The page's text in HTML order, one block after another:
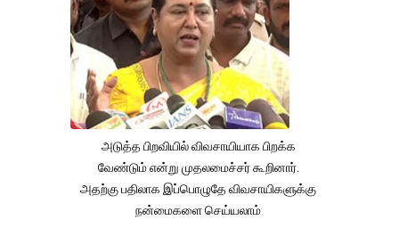
அடுத்த பிறவியில் விவசாயியாக பிறக்க
வேண்டும் என்று முதலமைச்சர் கூறினார்.
அதற்கு பதிலாக இப்பொழுதே விவசாயிகளுக்கு
நன்மைகளை செய்யலாம்